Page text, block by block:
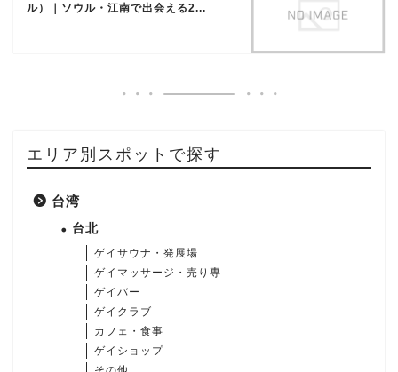
ル）｜ソウル・江南で出会える2...
エリア別スポットで探す
台湾
台北
ゲイサウナ・発展場
ゲイマッサージ・売り専
ゲイバー
ゲイクラブ
カフェ・食事
ゲイショップ